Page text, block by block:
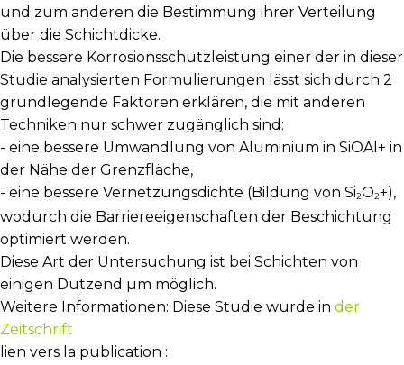
und zum anderen die Bestimmung ihrer Verteilung
über die Schichtdicke.
Die bessere Korrosionsschutzleistung einer der in dieser
Studie analysierten Formulierungen lässt sich durch 2
grundlegende Faktoren erklären, die mit anderen
Techniken nur schwer zugänglich sind:
- eine bessere Umwandlung von Aluminium in SiOAl+ in
der Nähe der Grenzfläche,
- eine bessere Vernetzungsdichte (Bildung von Si2O2+),
wodurch die Barriereeigenschaften der Beschichtung
optimiert werden.
Diese Art der Untersuchung ist bei Schichten von
einigen Dutzend µm möglich.
Weitere Informationen: Diese Studie wurde in der
Zeitschrift
lien vers la publication :